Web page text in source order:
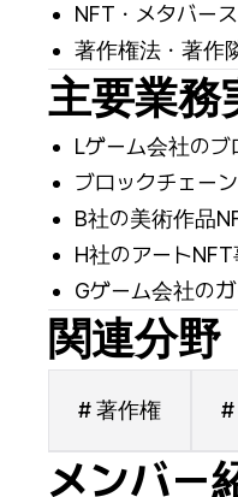
NFT・メタバー
著作権法・著作
主要業務
Lゲーム会社の
ブロックチェー
B社の美術作品
H社のアート
Gゲーム会社の
関連分野
# 著作権 #
メンバー